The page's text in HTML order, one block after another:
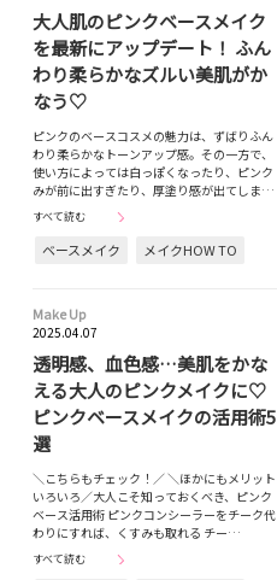
大人肌のピンクベースメイク
を最新にアップデート！ ふん
わり柔らかなズルい美肌がか
なう♡
ピンクのベースコスメの魅力は、ずばりふん
わり柔らかなトーンアップ感。その一方で、
使い方によっては白っぽくなったり、ピンク
みが前に出すぎたり、厚塗り感が出てしま…
すべて読む
ベースメイク メイクHOW TO
Make Up
2025.04.07
透明感、血色感…美肌をかな
える大人のピンクメイクに♡
ピンクベースメイクの活用術5
選
＼こちらもチェック！／ ＼ほかにもメリット
いろいろ／大人こそ知っておくべき、ピンク
ベース活用術 ピンクコンシーラーをチーク代
わりにすれば、くすみも取れる チー…
すべて読む